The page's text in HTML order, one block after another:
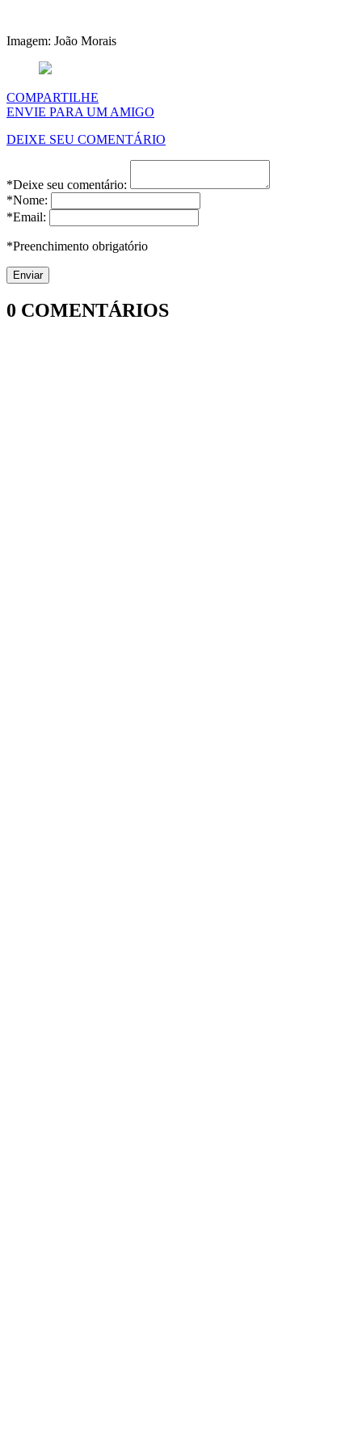
Imagem: João Morais
COMPARTILHE
ENVIE PARA UM AMIGO
DEIXE SEU COMENTÁRIO
*Deixe seu comentário:
*Nome:
*Email:
*Preenchimento obrigatório
0 COMENTÁRIOS